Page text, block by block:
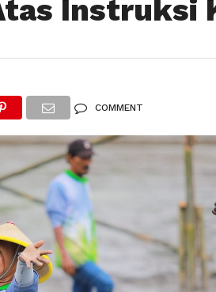
Instruksi
COMMENT